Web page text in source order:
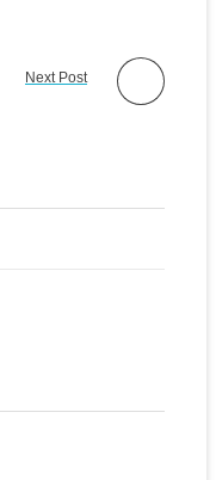
Next Post